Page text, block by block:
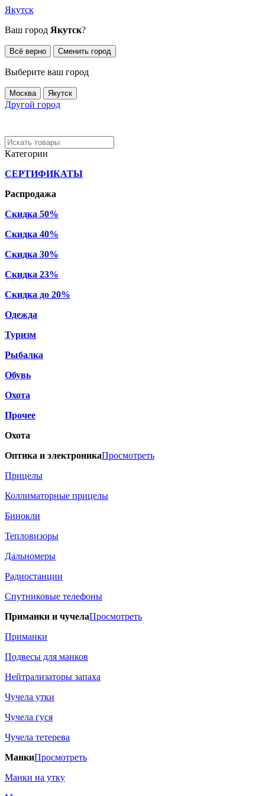
Якутск
Ваш город Якутск?
Всё верно Сменить город
Выберите ваш город
Москва Якутск
Другой город
Категории
СЕРТИФИКАТЫ
Распродажа
Скидка 50%
Скидка 40%
Скидка 30%
Скидка 23%
Скидка до 20%
Одежда
Туризм
Рыбалка
Обувь
Охота
Прочее
Охота
Оптика и электроникаПросмотреть
Прицелы
Коллиматорные прицелы
Бинокли
Тепловизоры
Дальномеры
Радиостанции
Спутниковые телефоны
Приманки и чучелаПросмотреть
Приманки
Подвесы для манков
Нейтрализаторы запаха
Чучела утки
Чучела гуся
Чучела тетерева
МанкиПросмотреть
Манки на утку